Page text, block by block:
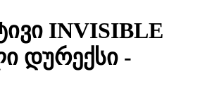
INVISIBLE
დურექსი -